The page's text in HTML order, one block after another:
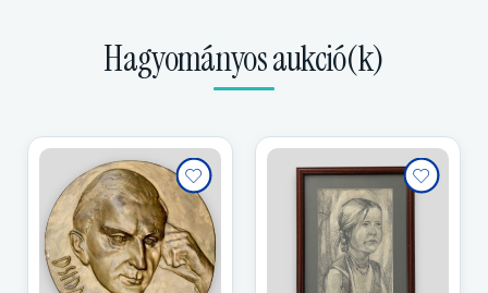
Hagyományos aukció(k)